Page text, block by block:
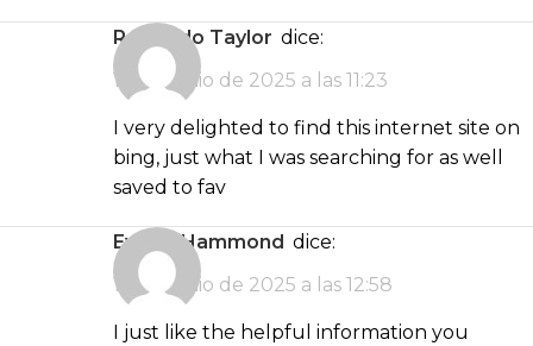
Reynaldo Taylor dice:
13 de junio de 2025 a las 11:23
I very delighted to find this internet site on
bing, just what I was searching for as well
saved to fav
Evelyn Hammond dice:
13 de junio de 2025 a las 12:58
I just like the helpful information you